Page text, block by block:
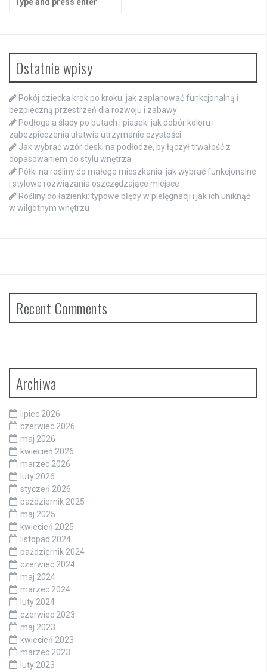
for:
Ostatnie wpisy
Pokój dziecka krok po kroku: jak zaplanować funkcjonalną i
bezpieczną przestrzeń dla rozwoju i zabawy
Podłoga a ślady po butach i piasek: jak dobór koloru i
zabezpieczenia ułatwia utrzymanie czystości
Jak wybrać wzór deski na podłodze, by łączył trwałość z
dopasowaniem do stylu wnętrza
Półki na rośliny do małego mieszkania: jak wybrać funkcjonalne
i stylowe rozwiązania oszczędzające miejsce
Rośliny do łazienki: typowe błędy w pielęgnacji i jak ich uniknąć
w wilgotnym wnętrzu
Recent Comments
Archiwa
lipiec 2026
czerwiec 2026
maj 2026
kwiecień 2026
marzec 2026
luty 2026
styczeń 2026
październik 2025
maj 2025
kwiecień 2025
listopad 2024
październik 2024
czerwiec 2024
maj 2024
marzec 2024
luty 2024
czerwiec 2023
maj 2023
kwiecień 2023
marzec 2023
luty 2023